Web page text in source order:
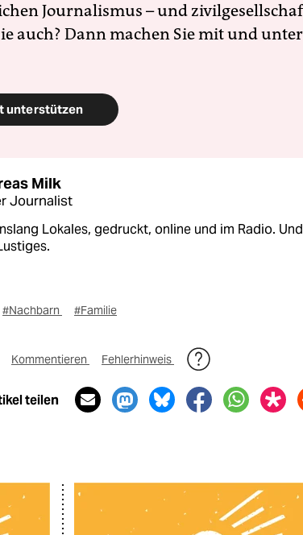
Journalismus – und
auch? Dann machen Sie mit und
unterstützen
Milk
Journalist
Lokales, gedruckt, online und im Radio.
#Nachbarn #Familie
Kommentieren Fehlerhinweis
teilen